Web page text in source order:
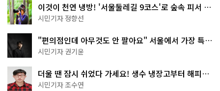
이것이 천연 냉방! '서울둘레길 9코스'로 숲속 피서 떠
나볼까
시민기자 정향선
"편의점인데 아무것도 안 팔아요" 서울에서 가장 특별
한 편의점의 정체
시민기자 권기윤
더울 땐 잠시 쉬었다 가세요! 생수 냉장고부터 해피소
·무더위쉼터까지
시민기자 조수연